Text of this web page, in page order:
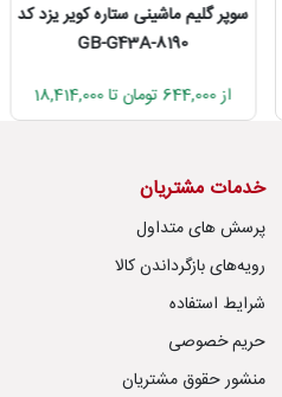
سوپر گلیم ماشینی ستاره کویر یزد کد
GB-G43A-8190
از 644,000 تومان تا 18,414,000
خدمات مشتریان
پرسش های متداول
رویه‌های بازگرداندن کالا
شرایط استفاده
حریم خصوصی
منشور حقوق مشتریان